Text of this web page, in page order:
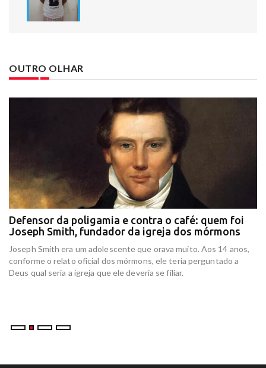
OUTRO OLHAR
Defensor da poligamia e contra o café: quem foi
Joseph Smith, fundador da igreja dos mórmons
Joseph Smith era um adolescente que orava muito. Aos 14 anos,
conforme o relato oficial dos mórmons, ele teria perguntado a
Deus qual seria a igreja que ele deveria se filiar.